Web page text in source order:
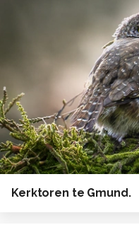
Kerktoren te Gmund.